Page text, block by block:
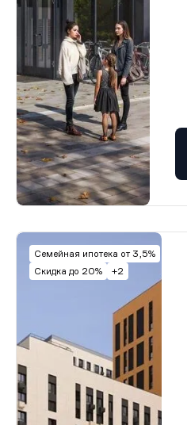
Семейная ипотека от 3,5%
Скидка до 20%
+2